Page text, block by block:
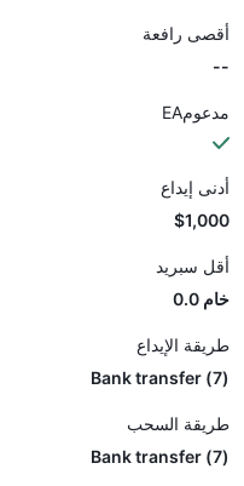
أقصى رافعة
--
مدعومEA
أدنى إيداع
$1,000
أقل سبريد
خام 0.0
طريقة الإيداع
(7) Bank transfer
طريقة السحب
(7) Bank transfer